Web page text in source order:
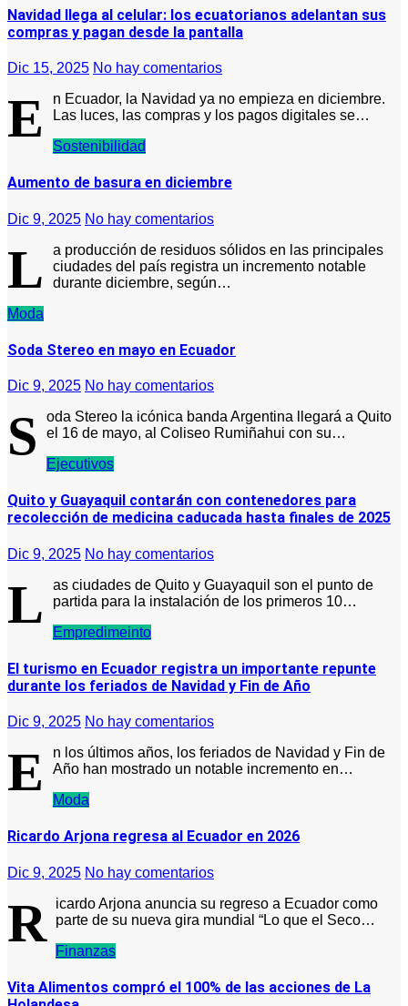
Navidad llega al celular: los ecuatorianos adelantan sus
compras y pagan desde la pantalla
Dic 15, 2025 No hay comentarios
E
n Ecuador, la Navidad ya no empieza en diciembre.
Las luces, las compras y los pagos digitales se…
Sostenibilidad
Aumento de basura en diciembre
Dic 9, 2025 No hay comentarios
L
a producción de residuos sólidos en las principales
ciudades del país registra un incremento notable
durante diciembre, según…
Moda
Soda Stereo en mayo en Ecuador
Dic 9, 2025 No hay comentarios
S
oda Stereo la icónica banda Argentina llegará a Quito
el 16 de mayo, al Coliseo Rumiñahui con su…
Ejecutivos
Quito y Guayaquil contarán con contenedores para
recolección de medicina caducada hasta finales de 2025
Dic 9, 2025 No hay comentarios
L
as ciudades de Quito y Guayaquil son el punto de
partida para la instalación de los primeros 10…
Empredimeinto
El turismo en Ecuador registra un importante repunte
durante los feriados de Navidad y Fin de Año​
Dic 9, 2025 No hay comentarios
E
n los últimos años, los feriados de Navidad y Fin de
Año han mostrado un notable incremento en…
Moda
Ricardo Arjona regresa al Ecuador en 2026
Dic 9, 2025 No hay comentarios
R
icardo Arjona anuncia su regreso a Ecuador como
parte de su nueva gira mundial “Lo que el Seco…
Finanzas
Vita Alimentos compró el 100% de las acciones de La